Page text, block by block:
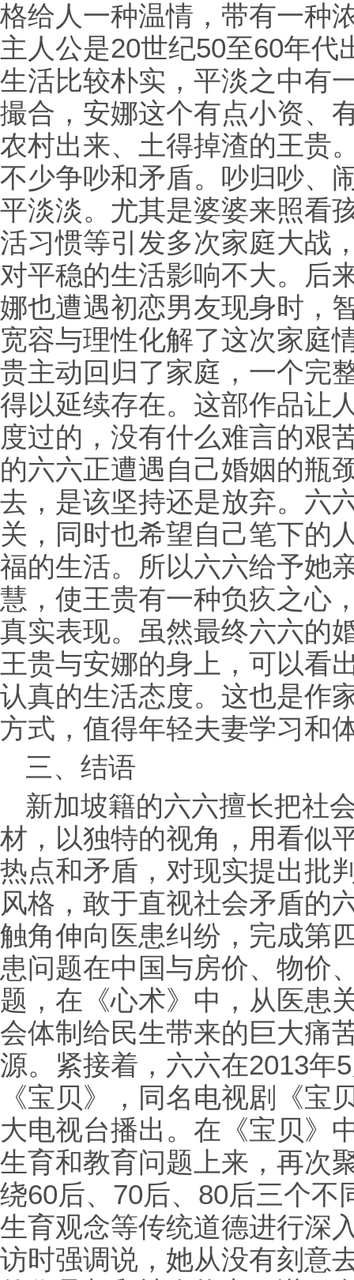
格给人一种温情，带有一种
主人公是20世纪50至60年
生活比较朴实，平淡之中有
撮合，安娜这个有点小资、
农村出来、土得掉渣的王贵
不少争吵和矛盾。吵归吵、
平淡淡。尤其是婆婆来照看
活习惯等引发多次家庭大战
对平稳的生活影响不大。后
娜也遭遇初恋男友现身时，
宽容与理性化解了这次家庭
贵主动回归了家庭，一个完
得以延续存在。这部作品让
度过的，没有什么难言的艰
的六六正遭遇自己婚姻的瓶
去，是该坚持还是放弃。六
关，同时也希望自己笔下的
福的生活。所以六六给予她
慧，使王贵有一种负疚之心
真实表现。虽然最终六六的
王贵与安娜的身上，可以看
认真的生活态度。这也是作
方式，值得年轻夫妻学习和
三、结语
新加坡籍的六六擅长把社
材，以独特的视角，用看似
热点和矛盾，对现实提出批
风格，敢于直视社会矛盾的
触角伸向医患纠纷，完成第
患问题在中国与房价、物价
题，在《心术》中，从医患
会体制给民生带来的巨大痛
源。紧接着，六六在2013年
《宝贝》，同名电视剧《宝
大电视台播出。在《宝贝》
生育和教育问题上来，再次
绕60后、70后、80后三个不
生育观念等传统道德进行深
访时强调说，她从没有刻意